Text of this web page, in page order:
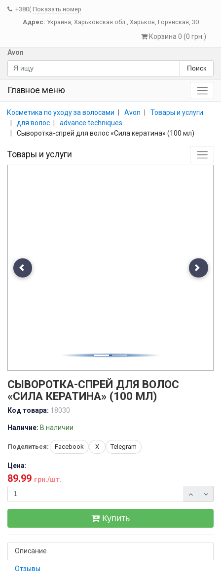
+380( Показать номер
Адрес: Украина, Харьковская обл., Харьков, Горянская, 30
Корзина 0 (0 грн.)
Avon
Поиск
Главное меню
Косметика по уходу за волосами Avon
Товары и услуги
для волос
advance techniques
Сыворотка-спрей для волос «Сила кератина» (100 мл)
Товары и услуги
Previous Next
СЫВОРОТКА-СПРЕЙ ДЛЯ ВОЛОС
«СИЛА КЕРАТИНА» (100 МЛ)
Код товара: 18030
Наличие: В наличии
Поделиться: Facebook X Telegram
Цена:
89.99 грн./шт.
Купить
Описание
Отзывы